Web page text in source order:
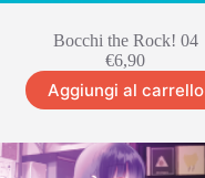
Bocchi the Rock! 04
€6,90
Aggiungi al carrello